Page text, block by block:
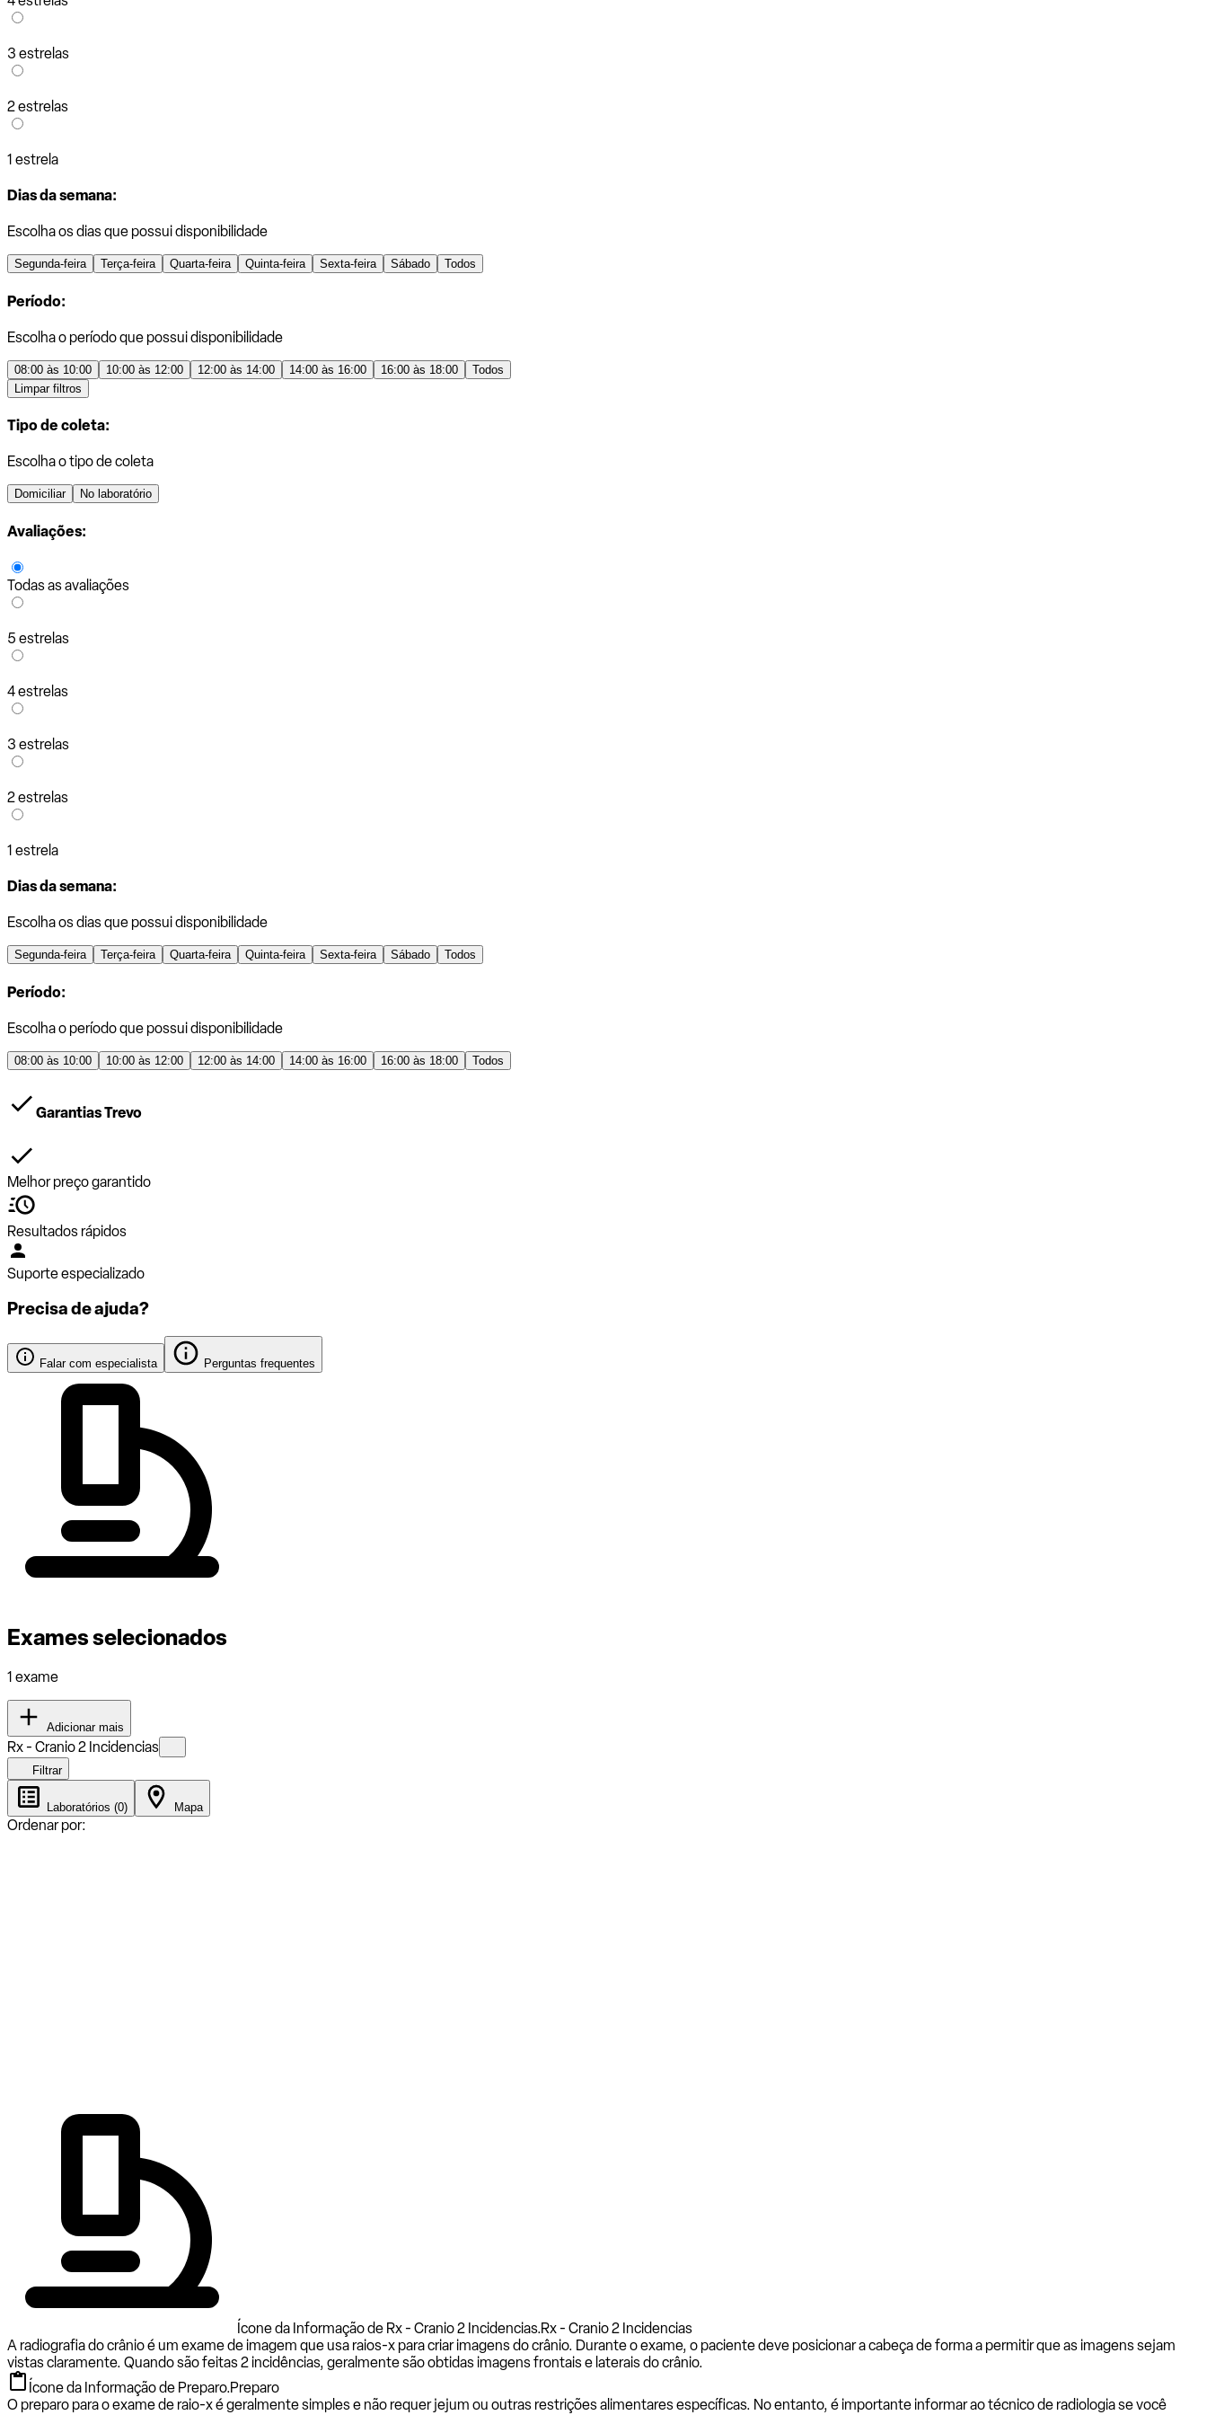
3 estrelas
2 estrelas
1 estrela
Dias da semana:
Escolha os dias que possui disponibilidade
Segunda-feira Terça-feira Quarta-feira Quinta-feira Sexta-feira Sábado Todos
Período:
Escolha o período que possui disponibilidade
08:00 às 10:00 10:00 às 12:00 12:00 às 14:00 14:00 às 16:00 16:00 às 18:00
Todos
Limpar filtros
Tipo de coleta:
Escolha o tipo de coleta
Domiciliar No laboratório
Avaliações:
Todas as avaliações
5 estrelas
4 estrelas
3 estrelas
2 estrelas
1 estrela
Dias da semana:
Escolha os dias que possui disponibilidade
Segunda-feira Terça-feira Quarta-feira Quinta-feira Sexta-feira Sábado Todos
Período:
Escolha o período que possui disponibilidade
08:00 às 10:00 10:00 às 12:00 12:00 às 14:00 14:00 às 16:00 16:00 às 18:00 Todos
Garantias Trevo
Melhor preço garantido
Resultados rápidos
Suporte especializado
Precisa de ajuda?
Falar com especialista Perguntas frequentes
Exames selecionados
1 exame
Adicionar mais
Rx - Cranio 2 Incidencias
Filtrar
Laboratórios (0) Mapa
Ordenar por:
Ícone da Informação de Rx - Cranio 2 Incidencias.Rx - Cranio 2 Incidencias
A radiografia do crânio é um exame de imagem que usa raios-x para criar imagens do crânio. Durante o exame, o paciente deve posicionar a cabeça de forma a permitir que as imagens sejam
vistas claramente. Quando são feitas 2 incidências, geralmente são obtidas imagens frontais e laterais do crânio.
Ícone da Informação de Preparo.Preparo
O preparo para o exame de raio-x é geralmente simples e não requer jejum ou outras restrições alimentares específicas. No entanto, é importante informar ao técnico de radiologia se você